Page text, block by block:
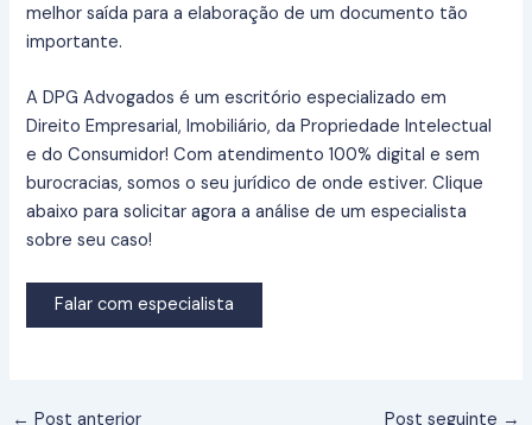
melhor saída para a elaboração de um documento tão
importante.
A DPG Advogados é um escritório especializado em
Direito Empresarial, Imobiliário, da Propriedade Intelectual
e do Consumidor! Com atendimento 100% digital e sem
burocracias, somos o seu jurídico de onde estiver. Clique
abaixo para solicitar agora a análise de um especialista
sobre seu caso!
Falar com especialista
← Post anterior Post seguinte →